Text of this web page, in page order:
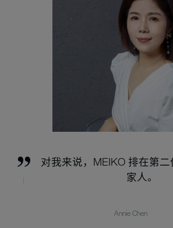
对我来说，MEIKO 排在第
家人。
Annie Chen